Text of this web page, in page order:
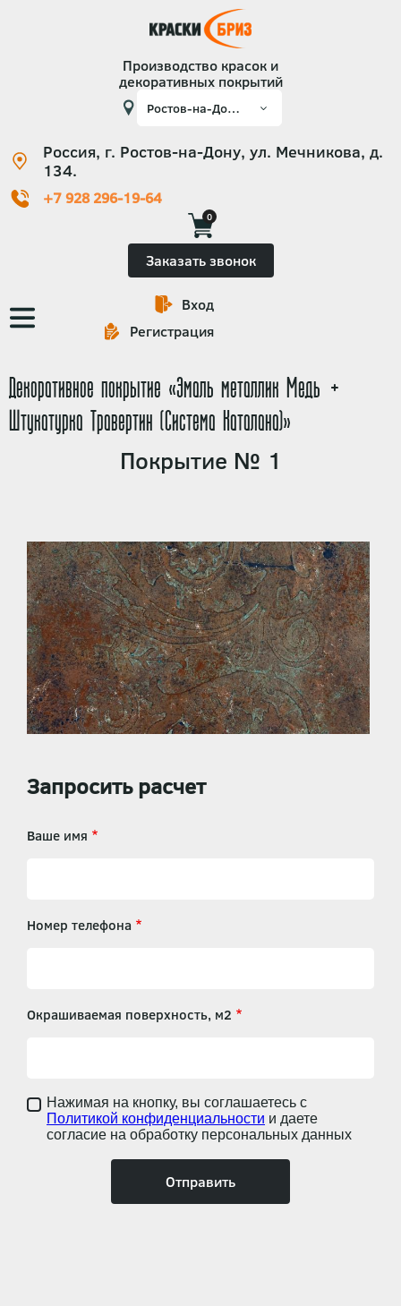
Производство красок и
декоративных покрытий
Россия, г. Ростов-на-Дону, ул. Мечникова, д.
134.
+7 928 296-19-64
0
Заказать звонок
Основная
навигация
Вход
Регистрация
Декоративное покрытие «Эмаль металлик Медь +
Штукатурка Травертин (Система Каталана)»
Покрытие № 1
Запросить расчет
Ваше имя
Номер телефона
Окрашиваемая поверхность, м2
Нажимая на кнопку, вы соглашаетесь с
Политикой конфиденциальности и даете
согласие на обработку персональных данных